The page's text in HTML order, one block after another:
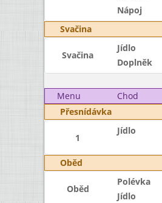
Nápoj
Svačina
Svačina
Jídlo
Doplněk
Menu
Chod
Přesnídávka
1
Jídlo
Oběd
Oběd
Polévka
Jídlo